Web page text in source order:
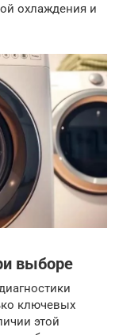
охлаждения и
выборе
ключевых
этой